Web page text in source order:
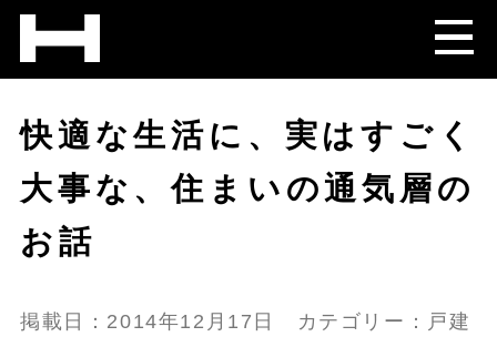
快適な生活に、実はすごく
大事な、住まいの通気層の
お話
掲載日：2014年12月17日 カテゴリー：戸建